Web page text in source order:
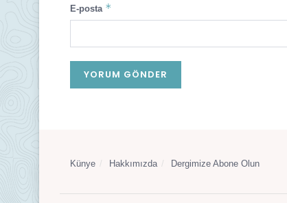
E-posta *
Künye Hakkımızda Dergimize Abone Olun